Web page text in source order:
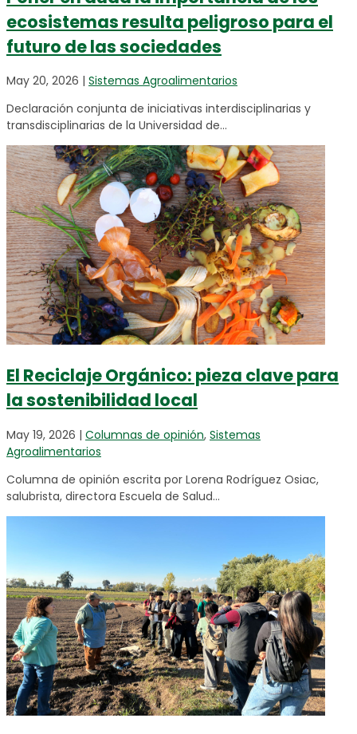
ecosistemas resulta peligroso para el
futuro de las sociedades
May 20, 2026 | Sistemas Agroalimentarios
Declaración conjunta de iniciativas interdisciplinarias y
transdisciplinarias de la Universidad de...
El Reciclaje Orgánico: pieza clave para
la sostenibilidad local
May 19, 2026 | Columnas de opinión, Sistemas
Agroalimentarios
Columna de opinión escrita por Lorena Rodríguez Osiac,
salubrista, directora Escuela de Salud...